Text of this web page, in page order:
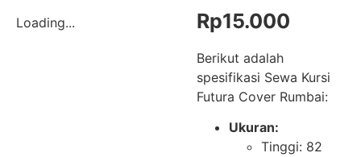
Loading...
Rp15.000
Berikut adalah
spesifikasi Sewa Kursi
Futura Cover Rumbai:
Ukuran:
Tinggi: 82